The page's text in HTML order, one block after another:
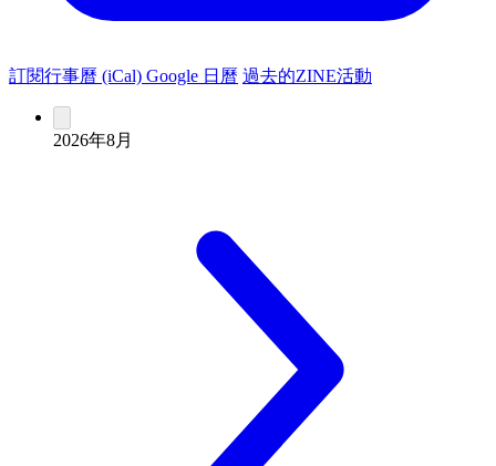
訂閱行事曆 (iCal) Google 日曆 過去的ZINE活動
2026年8月